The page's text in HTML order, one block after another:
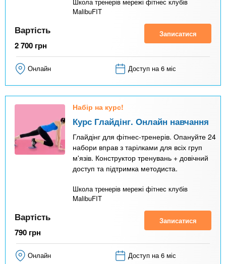
MalibuFIT
Вартість
2 700 грн
Записатися
Онлайн Доступ на 6 міс
Набір на курс!
Курс Глайдінг. Онлайн навчання
Глайдінг для фітнес-тренерів. Опануйте 24
набори вправ з тарілками для всіх груп
м'язів. Конструктор тренувань + довічний
доступ та підтримка методиста.
Школа тренерів мережі фітнес клубів
MalibuFIT
Вартість
790 грн
Записатися
Онлайн Доступ на 6 міс